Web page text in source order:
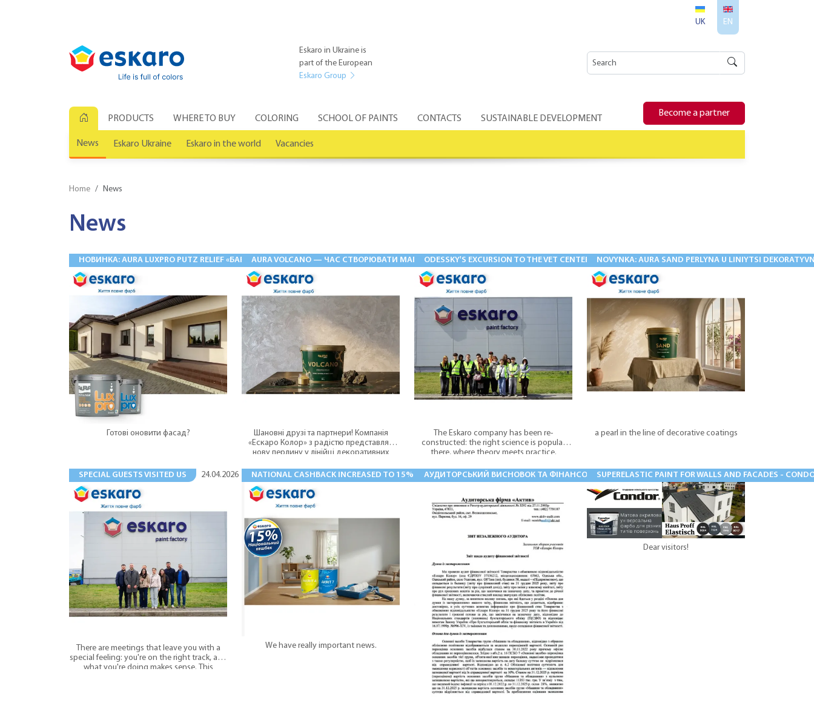
UK EN
Eskaro in Ukraine is
part of the European
Eskaro Group
PRODUCTS WHERE TO BUY COLORING SCHOOL OF PAINTS CONTACTS SUSTAINABLE DEVELOPMENT
Become a partner
News Eskaro Ukraine Eskaro in the world Vacancies
Home News
News
НОВИНКА: AURA LUXPRO PUTZ RELIEF «БАРАНЕЦЬ» — ФАСАДНІ ШТУКАТУРКИ НОВОГО РІВНЯ 03.08.2026
Готові оновити фасад?
AURA VOLCANO — ЧАС СТВОРЮВАТИ МАГІЮ 28.05.2026
Шановні друзі та партнери! Компанія
«Ескаро Колор» з радістю представляє
нову перлину у лінійці декоративних
ODESSKY'S EXCURSION TO THE VET CENTER IS A TRADITION THAT IS STILL ALIVE! 11.05.2026
The Eskaro company has been re-
constructed: the right science is popular
there, where theory meets practice.
NOVYNKA: AURA SAND PERLYNA U LINIYTSI
a pearl in the line of decorative coatings
SPECIAL GUESTS VISITED US 24.04.2026
There are meetings that leave you with a
special feeling: you're on the right track, and
what you're doing makes sense. This
NATIONAL CASHBACK INCREASED TO 15% 09.04.2026
We have really important news.
АУДИТОРСЬКИЙ ВИСНОВОК ТА ФІНАНСОВА ЗВІТНІСТЬ ЗА 2025 РІК ТОВ ЕСКАРО КОЛОР
SUPERELASTIC PAINT FOR WALLS AND FACADES -
Dear visitors!